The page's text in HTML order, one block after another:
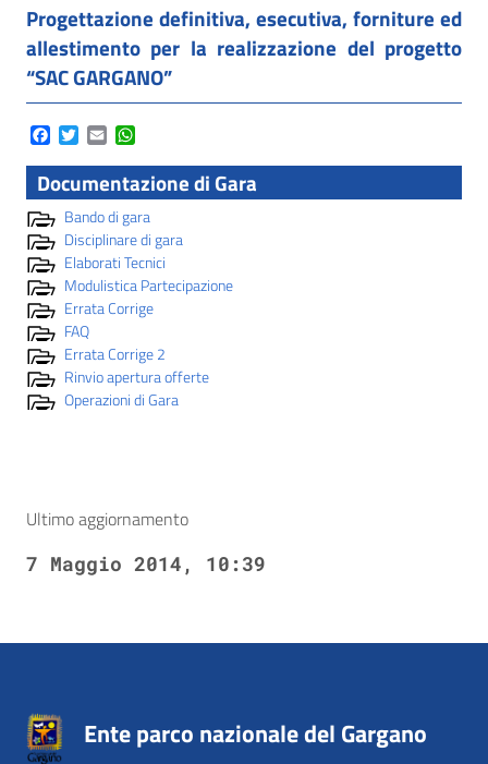
Progettazione definitiva, esecutiva, forniture ed
allestimento per la realizzazione del progetto
“SAC GARGANO”
Facebook
Twitter
Email
Documentazione di Gara
Bando di gara
Disciplinare di gara
Elaborati Tecnici
Modulistica Partecipazione
Errata Corrige
FAQ
Errata Corrige 2
Rinvio apertura offerte
Operazioni di Gara
Ultimo aggiornamento
7 Maggio 2014, 10:39
Ente parco nazionale del Gargano